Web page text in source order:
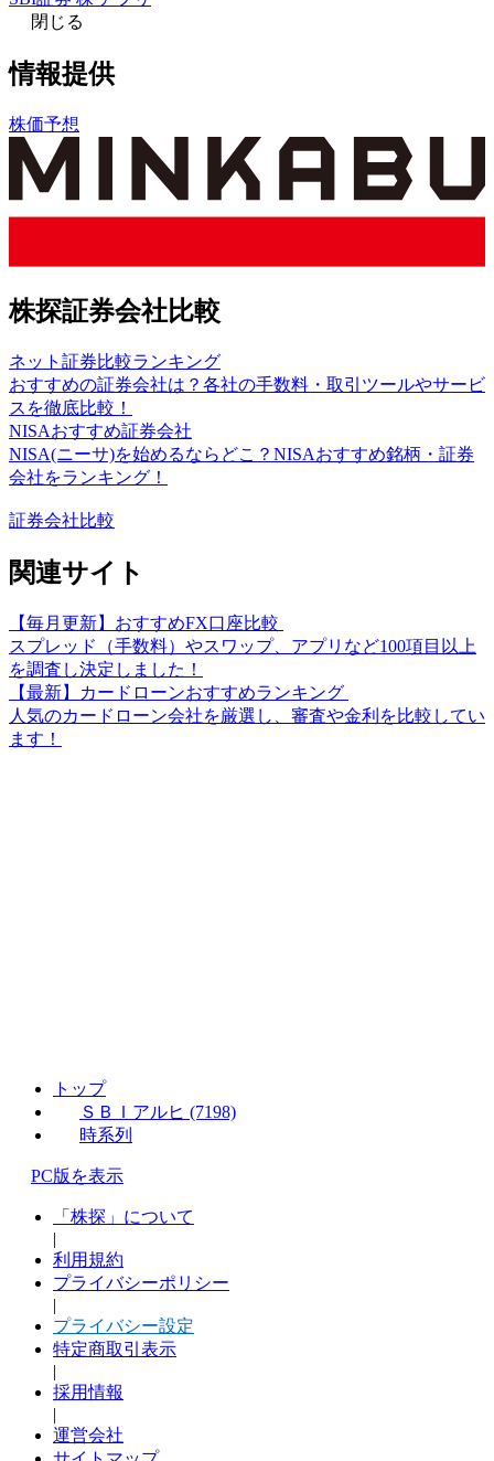
閉じる
情報提供
株価予想
株探証券会社比較
ネット証券比較ランキング
おすすめの証券会社は？各社の手数料・取引ツールやサービ
スを徹底比較！
NISAおすすめ証券会社
NISA(ニーサ)を始めるならどこ？NISAおすすめ銘柄・証券
会社をランキング！
証券会社比較
関連サイト
【毎月更新】おすすめFX口座比較
スプレッド（手数料）やスワップ、アプリなど100項目以上
を調査し決定しました！
【最新】カードローンおすすめランキング
人気のカードローン会社を厳選し、審査や金利を比較してい
ます！
トップ
ＳＢＩアルヒ (7198)
時系列
PC版を表示
「株探」について
|
利用規約
プライバシーポリシー
|
プライバシー設定
特定商取引表示
|
採用情報
|
運営会社